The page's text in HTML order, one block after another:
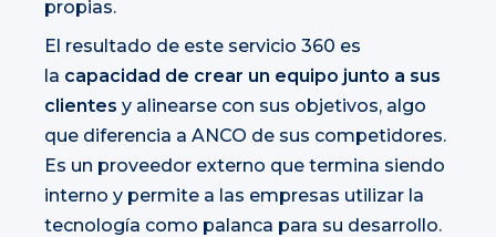
propias.
El resultado de este servicio 360 es
la capacidad de crear un equipo junto a sus
clientes y alinearse con sus objetivos, algo
que diferencia a ANCO de sus competidores.
Es un proveedor externo que termina siendo
interno y permite a las empresas utilizar la
tecnología como palanca para su desarrollo.